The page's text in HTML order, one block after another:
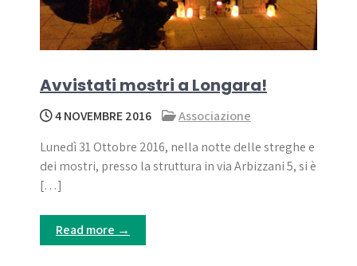
Avvistati mostri a Longara!
4 NOVEMBRE 2016
Associazione
Lunedì 31 Ottobre 2016, nella notte delle streghe e
dei mostri, presso la struttura in via Arbizzani 5, si è
[…]
Read more →